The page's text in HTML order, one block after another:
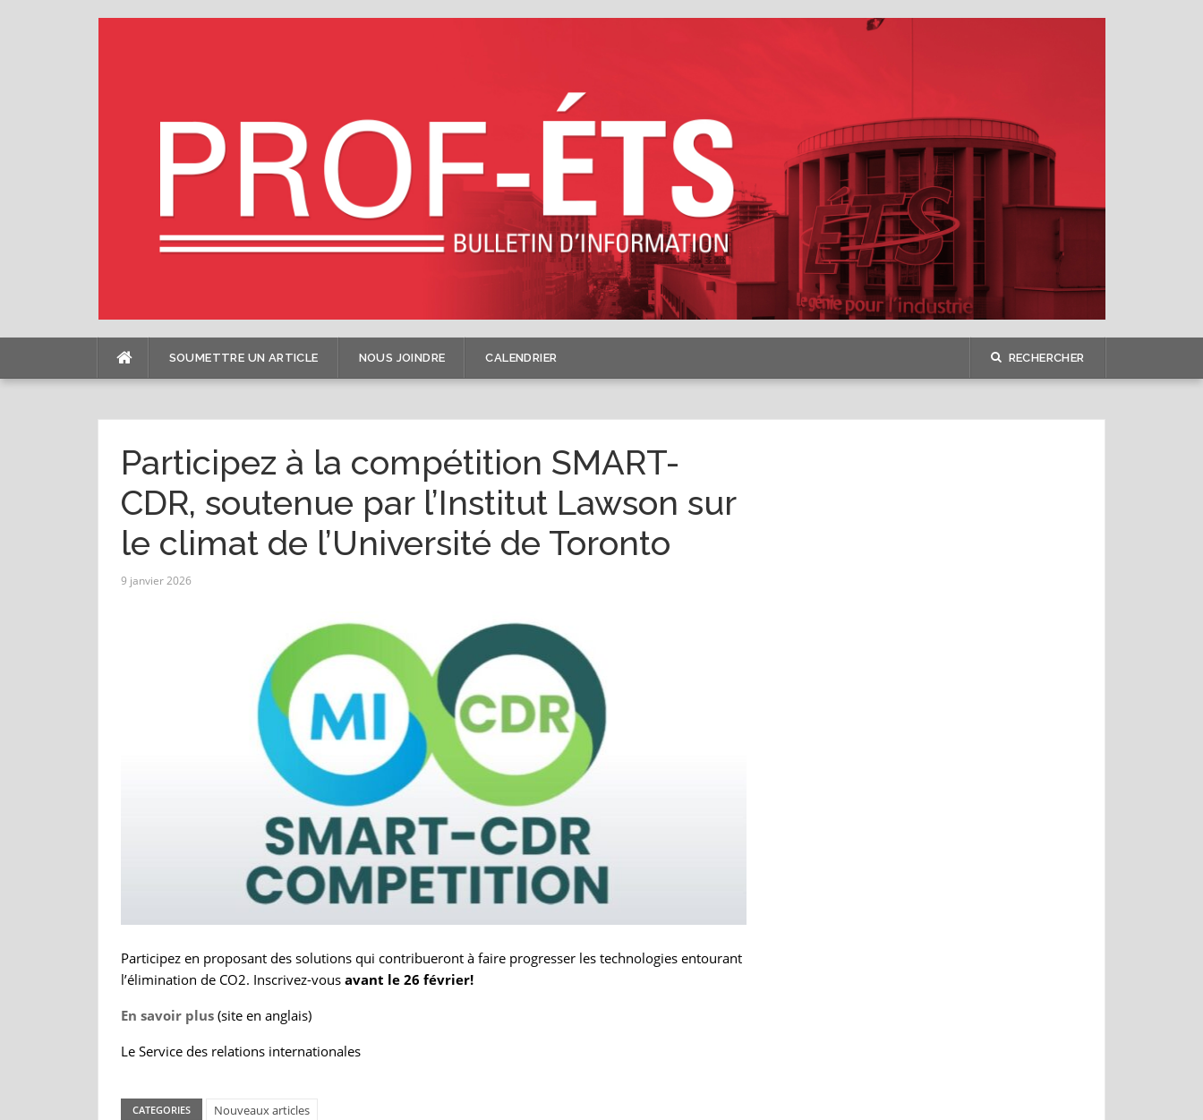
SOUMETTRE UN ARTICLE NOUS JOINDRE CALENDRIER RECHERCHER
Participez à la compétition SMART-
CDR, soutenue par l’Institut Lawson sur
le climat de l’Université de Toronto
9 janvier 2026
Participez en proposant des solutions qui contribueront à faire progresser les technologies entourant
l’élimination de CO2. Inscrivez-vousavant le 26 février!
En savoir plus(site en anglais)
Le Service des relations internationales
CATEGORIES Nouveaux articles